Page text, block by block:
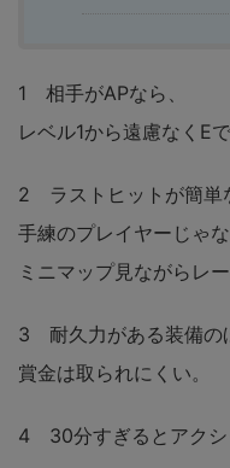
1 相手がAPなら、
レベル1から遠慮なくE
2 ラストヒットが簡単
手練のプレイヤーじゃな
ミニマップ見ながらレ
3 耐久力がある装備の
賞金は取られにくい。
4 30分すぎるとアクシ